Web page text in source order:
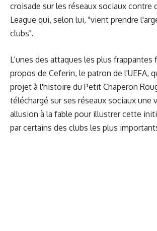
croisade sur les réseaux sociaux contre
League qui, selon lui, "vient prendre
clubs".
L’unes des attaques les plus frappantes
propos de Ceferin, le patron de l'UEFA,
projet à l'histoire du Petit Chaperon
téléchargé sur ses réseaux sociaux une
allusion à la fable pour illustrer cette
par certains des clubs les plus